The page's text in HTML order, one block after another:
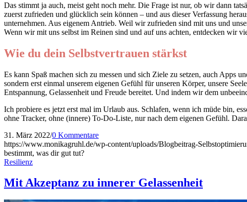
Das stimmt ja auch, meist geht noch mehr. Die Frage ist nur, ob wir dann
zuerst zufrieden und glücklich sein können – und aus dieser Verfassung
unternehmen. Aus eigenem Antrieb. Weil wir zufrieden sind mit uns und
Wenn wir mit uns selbst im Reinen sind und auf uns achten, entdecken wir
Wie du dein Selbstvertrauen stärkst
Es kann Spaß machen sich zu messen und sich Ziele zu setzen, auch Apps
sondern erst einmal unserem eigenen Gefühl für unseren Körper, unsere
Entspannung, Gelassenheit und Freude bereitet. Und indem wir dem
Ich probiere es jetzt erst mal im Urlaub aus. Schlafen, wenn ich müde bin,
ohne Tracker, ohne (innere) To-Do-Liste, nur nach dem eigenen Gefühl.
31. März 2022/0 Kommentare
https://www.monikagruhl.de/wp-content/uploads/Blogbeitrag-
bestimmt, was dir gut tut?
Resilienz
Mit Akzeptanz zu innerer Gelassenheit